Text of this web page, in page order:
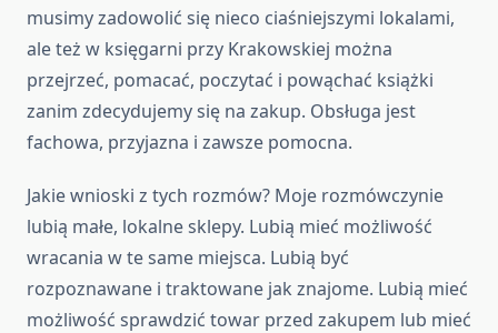
musimy zadowolić się nieco ciaśniejszymi lokalami,
ale też w księgarni przy Krakowskiej można
przejrzeć, pomacać, poczytać i powąchać książki
zanim zdecydujemy się na zakup. Obsługa jest
fachowa, przyjazna i zawsze pomocna.
Jakie wnioski z tych rozmów? Moje rozmówczynie
lubią małe, lokalne sklepy. Lubią mieć możliwość
wracania w te same miejsca. Lubią być
rozpoznawane i traktowane jak znajome. Lubią mieć
możliwość sprawdzić towar przed zakupem lub mieć